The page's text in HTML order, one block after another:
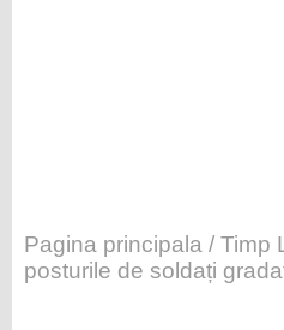
Pagina principala / Timp
posturile de soldați